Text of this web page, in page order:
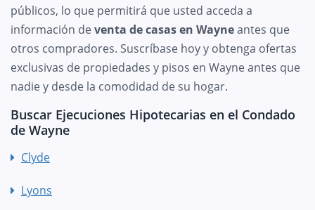
públicos, lo que permitirá que usted acceda a
información deventa de casas en Wayneantes que
otros compradores. Suscríbase hoy y obtenga ofertas
exclusivas de propiedades y pisos en Wayne antes que
nadie y desde la comodidad de su hogar.
Buscar Ejecuciones Hipotecarias en el Condado
de Wayne
Clyde
Lyons